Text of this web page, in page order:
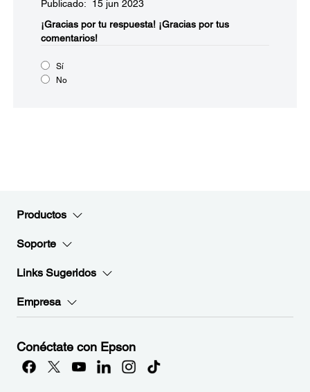
Publicado: 15 jun 2023
¡Gracias por tu respuesta! ¡Gracias por tus
comentarios!
Sí
No
Productos
Soporte
Links Sugeridos
Empresa
Conéctate con Epson